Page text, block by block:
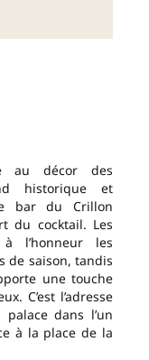
au décor des
historique et
bar du Crillon
du cocktail. Les
l’honneur les
de saison, tandis
une touche
C’est l’adresse
palace dans l’un
à la place de la